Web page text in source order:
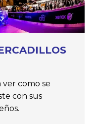
ver como se
con sus